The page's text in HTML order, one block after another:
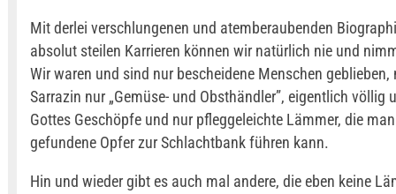
Mit derlei verschlungenen und atemberaubenden
absolut steilen Karrieren können wir natürlich nie und
Wir waren und sind nur bescheidene Menschen geblieben,
Sarrazin nur „Gemüse- und Obsthändler”, eigentlich völlig
Gottes Geschöpfe und nur pfleggeleichte Lämmer, die
gefundene Opfer zur Schlachtbank führen kann.
Hin und wieder gibt es auch mal andere, die eben keine